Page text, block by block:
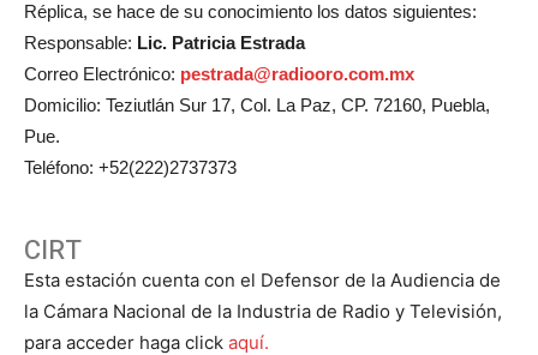
Réplica, se hace de su conocimiento los datos siguientes:
Responsable: Lic. Patricia Estrada
Correo Electrónico: pestrada@radiooro.com.mx
Domicilio: Teziutlán Sur 17, Col. La Paz, CP. 72160, Puebla,
Pue.
Teléfono: +52(222)2737373
CIRT
Esta estación cuenta con el Defensor de la Audiencia de
la Cámara Nacional de la Industria de Radio y Televisión,
para acceder haga click aquí.